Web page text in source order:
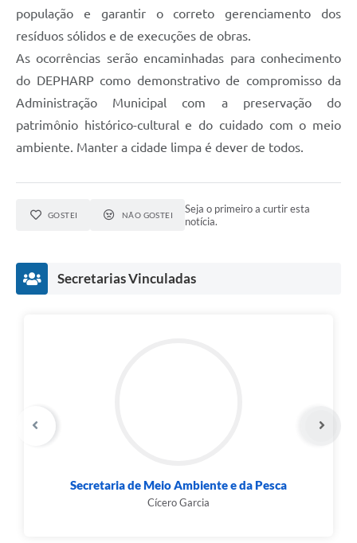
população e garantir o correto gerenciamento dos
resíduos sólidos e de execuções de obras.
As ocorrências serão encaminhadas para conhecimento
do DEPHARP como demonstrativo de compromisso da
Administração Municipal com a preservação do
patrimônio histórico-cultural e do cuidado com o meio
ambiente. Manter a cidade limpa é dever de todos.
GOSTEI NÃO GOSTEI
Seja o primeiro a curtir esta
notícia.
Secretarias Vinculadas
Secretaria de Meio Ambiente e da Pesca
Cícero Garcia